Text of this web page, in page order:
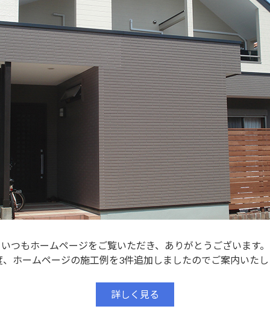
いつもホームページをご覧いただき、ありがとうございます。
、ホームページの施工例を3件追加しましたのでご案内いたし
詳しく見る